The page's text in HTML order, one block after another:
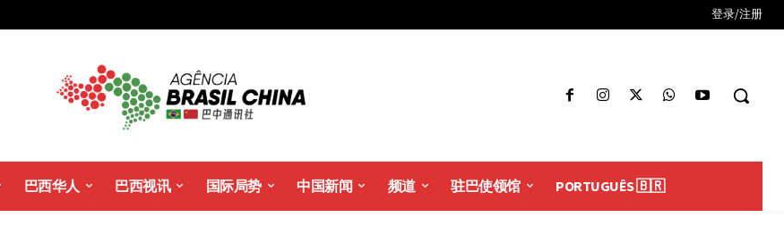
登录/注册
巴西华人 巴西视讯 国际局势 中国新闻 频道 驻巴使领馆 PORTUGUÊS 🇧🇷